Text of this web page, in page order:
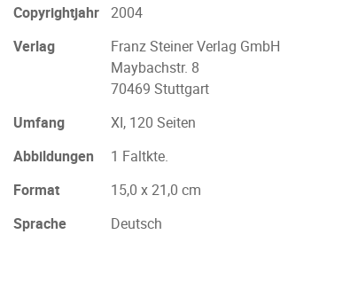
Copyrightjahr 2004
Verlag
Franz Steiner Verlag GmbH
Maybachstr. 8
70469 Stuttgart
Umfang
XI, 120 Seiten
Abbildungen
1 Faltkte.
Format
15,0 x 21,0 cm
Sprache
Deutsch